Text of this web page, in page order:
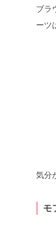
ブラ
ーツ
気分
モ